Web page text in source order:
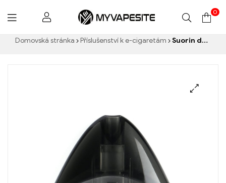
Myvapesite.de
0
Domovská stránka Příslušenství k e-cigaretám Suorin drop cartridge – 2ml e-cigarety velkoobchod丨Vlastní